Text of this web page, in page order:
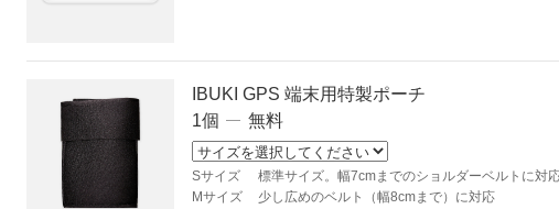
IBUKI GPS 端末用特製ポーチ
1個
無料
Sサイズ
標準サイズ。幅7cmまでのショルダーベルトに対
Mサイズ
少し広めのベルト（幅8cmまで）に対応